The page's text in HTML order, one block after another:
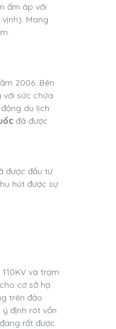
ấm áp với
Mang
2006. Bên
sức chứa
du lịch
đã được
được đầu tư
hút được sự
và trạm
cơ sở hạ
trên đảo
định rót vốn
rất được